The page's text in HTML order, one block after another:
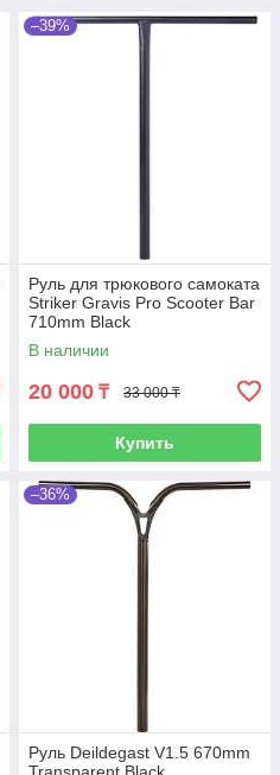
–39%
Руль для трюкового самоката
Striker Gravis Pro Scooter Bar
710mm Black
В наличии
20 000 ₸ 33 000 ₸
Купить
–36%
Руль Deildegast V1.5 670mm